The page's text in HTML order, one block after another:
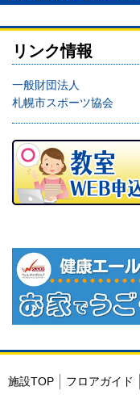
リンク情報
一般財団法人
札幌市スポーツ協会
施設TOP フロアガイド